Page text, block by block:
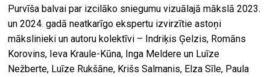
Purvīša balvai par izcilāko sniegumu vizuālajā mākslā 2023.
un 2024. gadā neatkarīgo ekspertu izvirzītie astoņi
mākslinieki un autoru kolektīvi – Indriķis Ģelzis, Romāns
Korovins, Ieva Kraule-Kūna, Inga Meldere un Luīze
Nežberte, Luīze Rukšāne, Krišs Salmanis, Elza Sīle, Paula